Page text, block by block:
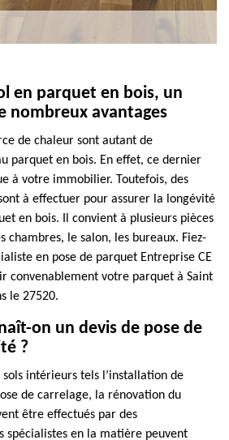
en parquet en bois, un
nombreux avantages
de chaleur sont autant de
parquet en bois. En effet, ce dernier
à votre immobilier. Toutefois, des
à effectuer pour assurer la longévité
en bois. Il convient à plusieurs pièces
chambres, le salon, les bureaux. Fiez-
en pose de parquet Entreprise CE
convenablement votre parquet à Saint
le 27520.
on un devis de pose de
?
intérieurs tels l’installation de
de carrelage, la rénovation du
être effectués par des
spécialistes en la matière peuvent